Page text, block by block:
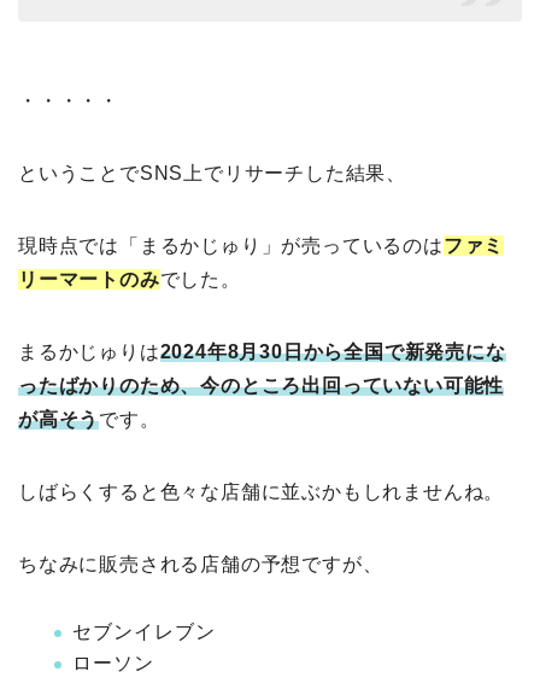
・・・・・
ということでSNS上でリサーチした結果、
現時点では「まるかじゅり」が売っているのはファミ
リーマートのみでした。
まるかじゅりは2024年8月30日から全国で新発売にな
ったばかりのため、今のところ出回っていない可能性
が高そうです。
しばらくすると色々な店舗に並ぶかもしれませんね。
ちなみに販売される店舗の予想ですが、
セブンイレブン
ローソン